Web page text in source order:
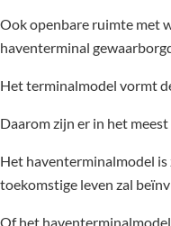
Ook openbare ruimte met
haventerminal
Het terminalmodel vormt
Daarom zijn er in het
Het haventerminalmodel
toekomstige leven zal
Of het